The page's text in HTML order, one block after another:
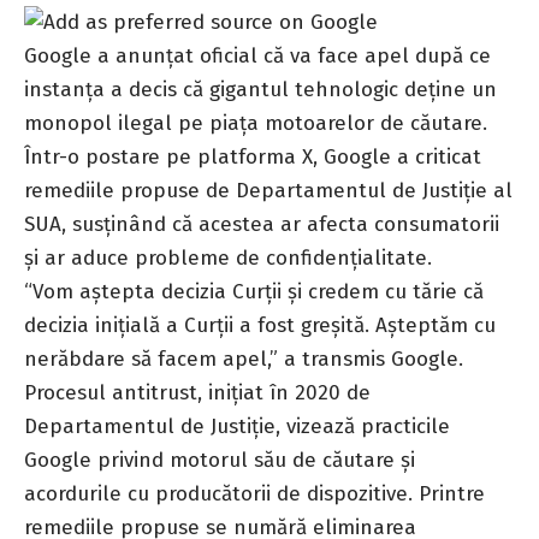
Google a anunțat oficial că va face apel după ce
instanța a decis că gigantul tehnologic deține un
monopol ilegal pe piața motoarelor de căutare.
Într-o postare pe platforma X, Google a criticat
remediile propuse de Departamentul de Justiție al
SUA, susținând că acestea ar afecta consumatorii
și ar aduce probleme de confidențialitate.
“Vom aștepta decizia Curții și credem cu tărie că
decizia inițială a Curții a fost greșită. Așteptăm cu
nerăbdare să facem apel,” a transmis Google.
Procesul antitrust, inițiat în 2020 de
Departamentul de Justiție, vizează practicile
Google privind motorul său de căutare și
acordurile cu producătorii de dispozitive. Printre
remediile propuse se numără eliminarea